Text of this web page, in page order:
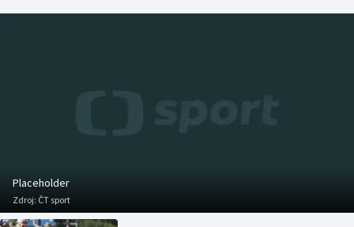
Box
Curling
Placeholder
Zdroj: ČT sport